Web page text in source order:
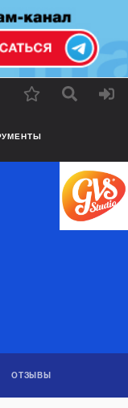
ОТЗЫВЫ